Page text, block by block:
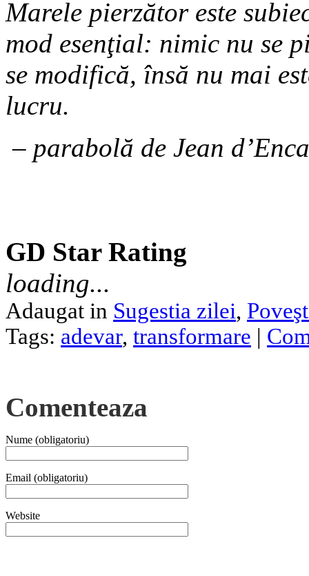
Marele pierzător este
mod esenţial: nimic nu se
se modifică, însă nu mai
lucru.
– parabolă de Jean
GD Star Rating
loading...
Adaugat in Sugestia zilei,
Tags: adevar, transformare |
Comenteaza
Nume (obligatoriu)
Email (obligatoriu)
Website